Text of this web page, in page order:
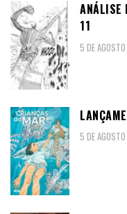
ANÁLISE
11
5 DE
5 DE